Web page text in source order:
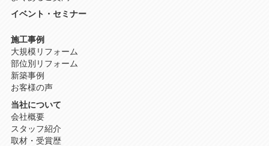
イベント・セミナー
施工事例
大規模リフォーム
部位別リフォーム
新築事例
お客様の声
当社について
会社概要
スタッフ紹介
取材・受賞歴